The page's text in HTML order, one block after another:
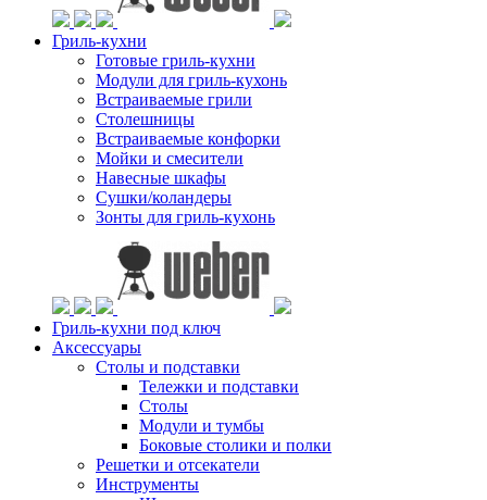
Гриль-кухни
Готовые гриль-кухни
Модули для гриль-кухонь
Встраиваемые грили
Столешницы
Встраиваемые конфорки
Мойки и смесители
Навесные шкафы
Сушки/коландеры
Зонты для гриль-кухонь
Гриль-кухни под ключ
Аксессуары
Столы и подставки
Тележки и подставки
Столы
Модули и тумбы
Боковые столики и полки
Решетки и отсекатели
Инструменты